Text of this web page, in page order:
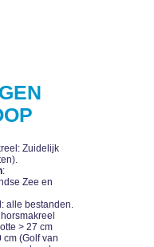
Zuidelijk
:
Zee en
alle bestanden.
horsmakreel
> 27 cm
cm (Golf van